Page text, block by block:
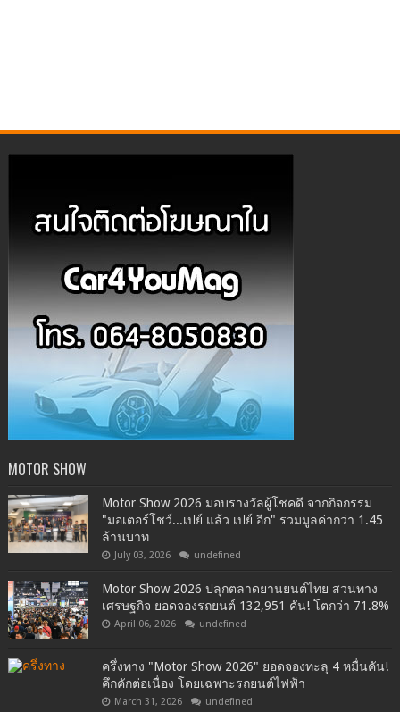
MOTOR SHOW
Motor Show 2026 มอบรางวัลผู้โชคดี จากกิจกรรม
"มอเตอร์โชว์...เปย์ แล้ว เปย์ อีก" รวมมูลค่ากว่า 1.45
ล้านบาท
July 03, 2026 undefined
Motor Show 2026 ปลุกตลาดยานยนต์ไทย สวนทาง
เศรษฐกิจ ยอดจองรถยนต์ 132,951 คัน! โตกว่า 71.8%
April 06, 2026 undefined
ครึ่งทาง "Motor Show 2026" ยอดจองทะลุ 4 หมื่นคัน!
คึกคักต่อเนื่อง โดยเฉพาะรถยนต์ไฟฟ้า
March 31, 2026 undefined